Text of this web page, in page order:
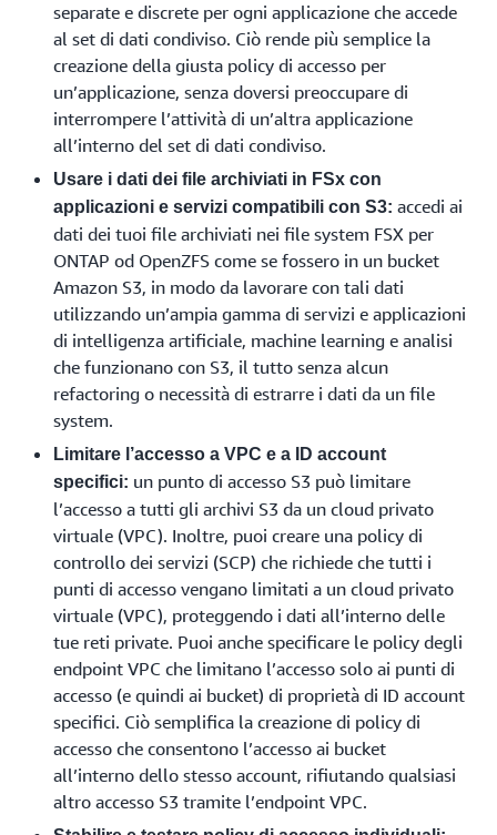
separate e discrete per ogni applicazione che accede
al set di dati condiviso. Ciò rende più semplice la
creazione della giusta policy di accesso per
un’applicazione, senza doversi preoccupare di
interrompere l’attività di un’altra applicazione
all’interno del set di dati condiviso.
Usare i dati dei file archiviati in FSx con
applicazioni e servizi compatibili con S3: accedi ai
dati dei tuoi file archiviati nei file system FSX per
ONTAP od OpenZFS come se fossero in un bucket
Amazon S3, in modo da lavorare con tali dati
utilizzando un’ampia gamma di servizi e applicazioni
di intelligenza artificiale, machine learning e analisi
che funzionano con S3, il tutto senza alcun
refactoring o necessità di estrarre i dati da un file
system.
Limitare l’accesso a VPC e a ID account
specifici: un punto di accesso S3 può limitare
l’accesso a tutti gli archivi S3 da un cloud privato
virtuale (VPC). Inoltre, puoi creare una policy di
controllo dei servizi (SCP) che richiede che tutti i
punti di accesso vengano limitati a un cloud privato
virtuale (VPC), proteggendo i dati all’interno delle
tue reti private. Puoi anche specificare le policy degli
endpoint VPC che limitano l’accesso solo ai punti di
accesso (e quindi ai bucket) di proprietà di ID account
specifici. Ciò semplifica la creazione di policy di
accesso che consentono l’accesso ai bucket
all’interno dello stesso account, rifiutando qualsiasi
altro accesso S3 tramite l’endpoint VPC.